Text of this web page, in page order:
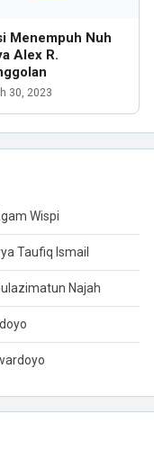
Menempuh Nuh
Alex R.
30, 2023
Wispi
Taufiq Ismail
Najah